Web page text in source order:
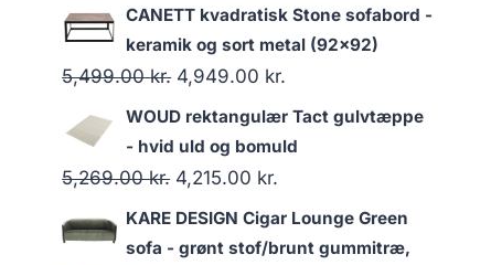
CANETT kvadratisk Stone sofabord -
keramik og sort metal (92x92)
5,499.00kr. 4,949.00 kr.
WOUD rektangulær Tact gulvtæppe
- hvid uld og bomuld
5,269.00kr. 4,215.00 kr.
KARE DESIGN Cigar Lounge Green
sofa - grønt stof/brunt gummitræ,